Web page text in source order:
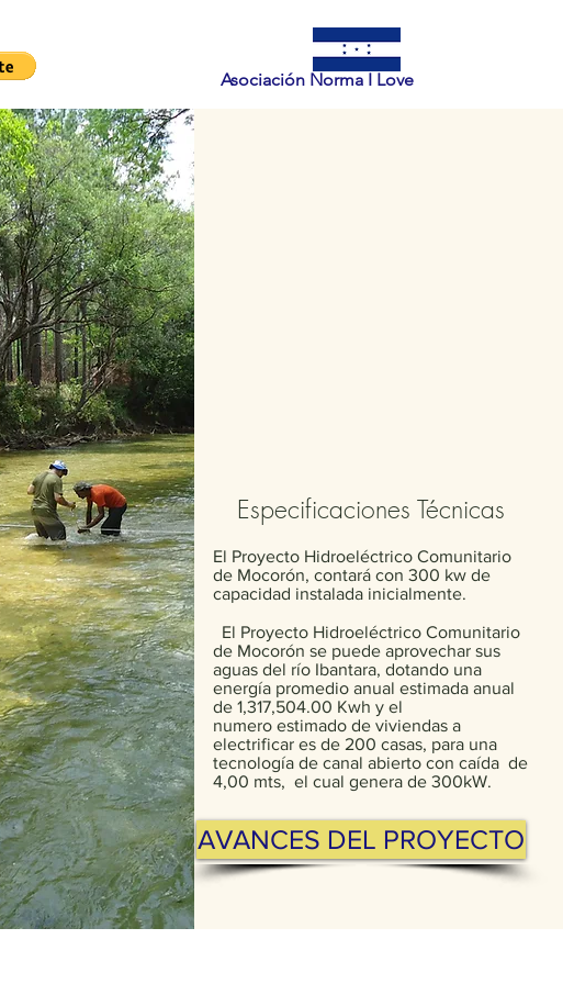
Asociación Norma I Love
Especificaciones Técnicas
El Proyecto Hidroeléctrico Comunitario
de Mocorón, contará con 300 kw de
capacidad instalada inicialmente.
El Proyecto Hidroeléctrico Comunitario
de Mocorón se puede aprovechar sus
aguas del río Ibantara, dotando una
energía promedio anual estimada anual
de 1,317,504‬.00 Kwh y el
numero estimado de viviendas a
electrificar es de 200 casas, para una
tecnología de canal abierto con caída de
4,00 mts, el cual genera de 300kW.
AVANCES DEL PROYECTO